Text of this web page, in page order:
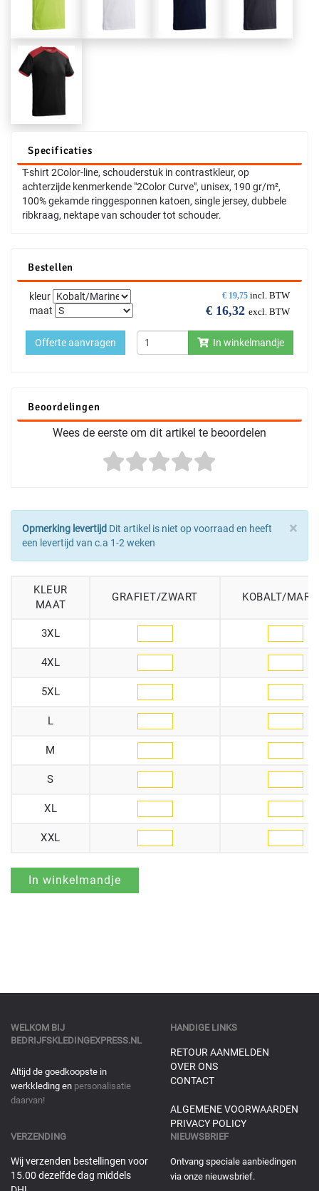
Specificaties
T-shirt 2Color-line, schouderstuk in contrastkleur, op
achterzijde kenmerkende "2Color Curve", unisex, 190 gr/m²,
100% gekamde ringgesponnen katoen, single jersey, dubbele
ribkraag, nektape van schouder tot schouder.
Bestellen
€ 19,75 incl. BTW
€ 16,32 excl. BTW
kleur
maat
In winkelmandje
Offerte aanvragen
Beoordelingen
Wees de eerste om dit artikel te beoordelen
×
Opmerking levertijd Dit artikel is niet op voorraad en heeft
een levertijd van c.a 1-2 weken
KLEUR
MAAT
GRAFIET/ZWART KOBALT/
3XL
4XL
5XL
L
M
S
XL
XXL
WELKOM BIJ
BEDRIJFSKLEDINGEXPRESS.NL
Altijd de goedkoopste in
werkkleding en personalisatie
daarvan!
HANDIGE LINKS
RETOUR AANMELDEN
OVER ONS
CONTACT
ALGEMENE VOORWAARDEN
PRIVACY POLICY
VERZENDING
Wij verzenden bestellingen voor
15.00 dezelfde dag middels
NIEUWSBRIEF
Ontvang speciale aanbiedingen
via onze nieuwsbrief.